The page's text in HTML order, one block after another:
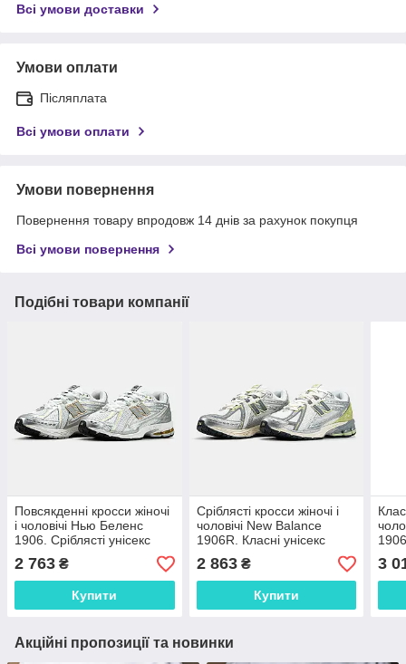
Всі умови доставки
Умови оплати
Післяплата
Всі умови оплати
Умови повернення
Повернення товару впродовж 14 днів за рахунок покупця
Всі умови повернення
Подібні товари компанії
Повсякденні кросси жіночі
і чоловічі Нью Беленс
1906. Сріблясті унісекс
кроссівки New Balance
1906R.
2 763 ₴
Купити
Сріблясті кросси жіночі і
чоловічі New Balance
1906R. Класні унісекс
кроссівки Нью Беленс
1906R.
2 863₴
Купити
3
Акційні пропозиції та новинки